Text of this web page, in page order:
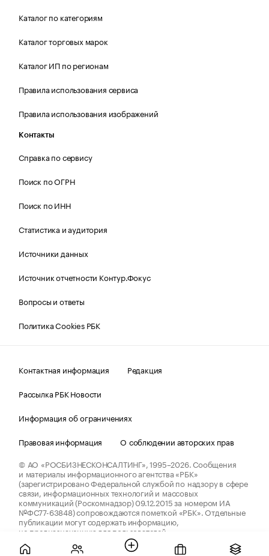
Каталог по категориям
Каталог торговых марок
Каталог ИП по регионам
Правила использования сервиса
Правила использования изображений
Контакты
Справка по сервису
Поиск по ОГРН
Поиск по ИНН
Статистика и аудитория
Источники данных
Источник отчетности Контур.Фокус
Вопросы и ответы
Политика Cookies РБК
Контактная информация
Редакция
Рассылка РБК Новости
Информация об ограничениях
Правовая информация
О соблюдении авторских прав
© АО «РОСБИЗНЕСКОНСАЛТИНГ»,1995–2026.Сообщения
и материалы информационного агентства «РБК»
(зарегистрировано Федеральной службой по надзору в сфере
связи, информационных технологий и массовых
коммуникаций (Роскомнадзор) 09.12.2015 за номером ИА
№ФС77-63848) сопровождаются пометкой «РБК». Отдельные
публикации могут содержать информацию,
не предназначенную для пользователей
до 18 лет.
companycardsfeedback@rbc.ru